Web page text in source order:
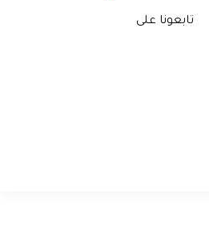
تابعونا على